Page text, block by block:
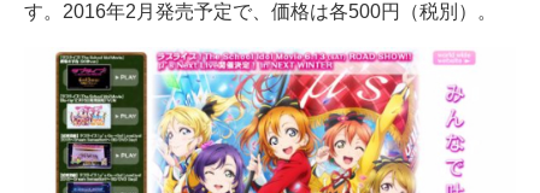
ちょっと気になるネットの話題
す。2016年2月発売予定で、価格は各500円（税別）。